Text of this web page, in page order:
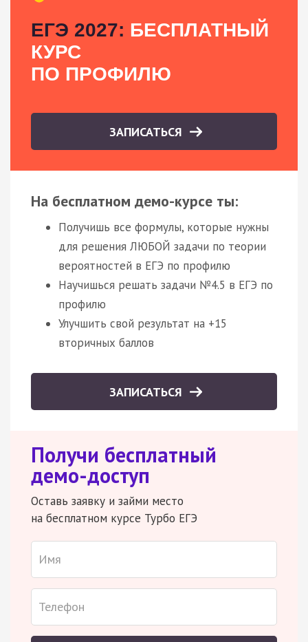
ЕГЭ 2027: БЕСПЛАТНЫЙ
КУРС
ПО ПРОФИЛЮ
ЗАПИСАТЬСЯ
На бесплатном демо-курсе ты:
Получишь все формулы, которые нужны
для решения ЛЮБОЙ задачи по теории
вероятностей в ЕГЭ по профилю
Научишься решать задачи №4.5 в ЕГЭ по
профилю
Улучшить свой результат на +15
вторичных баллов
ЗАПИСАТЬСЯ
Получи бесплатный
демо-доступ
Оставь заявку и займи место
на бесплатном курсе Турбо ЕГЭ